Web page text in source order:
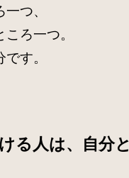
つ、
ろ一つ。
す。
る人は、自分